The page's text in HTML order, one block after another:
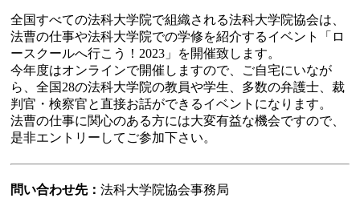
全国すべての法科大学院で組織される法科大学院協会は、
法曹の仕事や法科大学院での学修を紹介するイベント「ロ
ースクールへ行こう！2023」を開催致します。
今年度はオンラインで開催しますので、ご自宅にいなが
ら、全国28の法科大学院の教員や学生、多数の弁護士、裁
判官・検察官と直接お話ができるイベントになります。
法曹の仕事に関心のある方には大変有益な機会ですので、
是非エントリーしてご参加下さい。
問い合わせ先：法科大学院協会事務局